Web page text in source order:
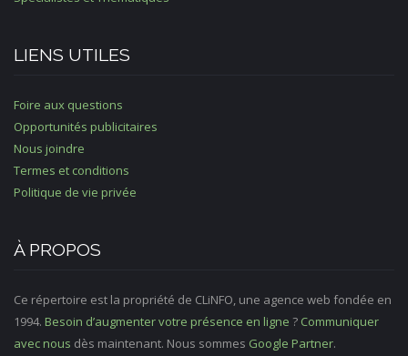
LIENS UTILES
Foire aux questions
Opportunités publicitaires
Nous joindre
Termes et conditions
Politique de vie privée
À PROPOS
Ce répertoire est la propriété de CLiNFO, une agence web fondée en
1994. Besoin d’augmenter votre présence en ligne ? Communiquer
avec nous dès maintenant. Nous sommes Google Partner.